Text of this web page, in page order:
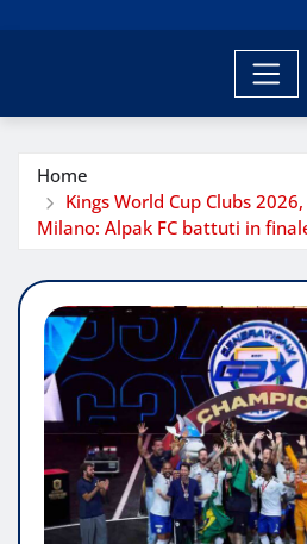
Home
Kings World Cup Clubs
Milano: Alpak FC battuti in